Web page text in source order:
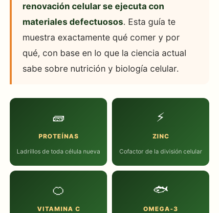
renovación celular se ejecuta con
materiales defectuosos. Esta guía te
muestra exactamente qué comer y por
qué, con base en lo que la ciencia actual
sabe sobre nutrición y biología celular.
🧱
PROTEÍNAS
Ladrillos de toda célula nueva
⚡
ZINC
Cofactor de la división celular
🍊
VITAMINA C
🐟
OMEGA-3